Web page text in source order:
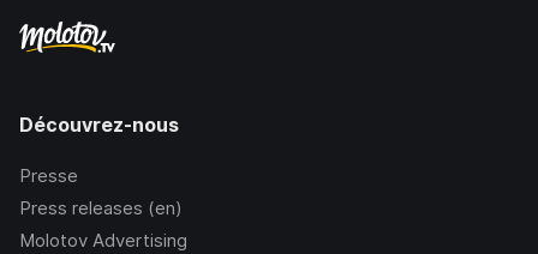
Découvrez-nous
Presse
Press releases (en)
Molotov Advertising